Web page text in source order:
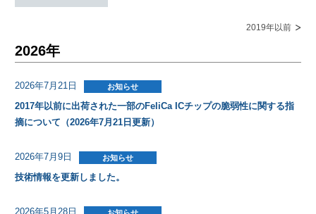
2019年以前
2026年
2026年7月21日
2017年以前に出荷された一部のFeliCa ICチップの脆弱性に関する指
摘について（2026年7月21日更新）
2026年7月9日
技術情報を更新しました。